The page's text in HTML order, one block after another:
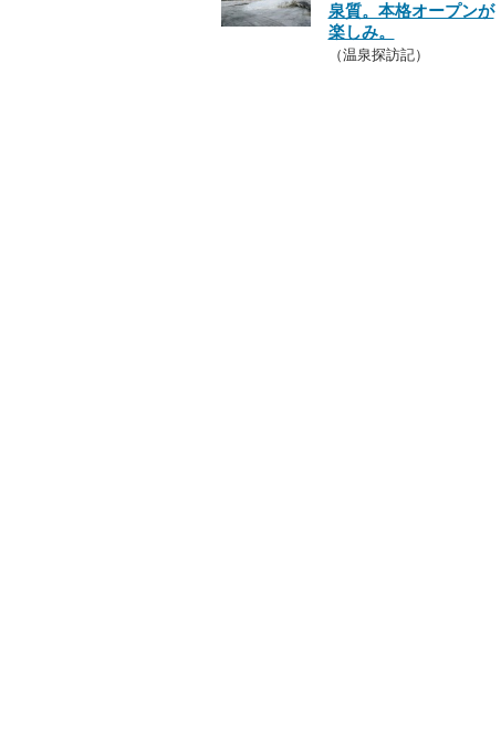
泉質。本格オープンが
楽しみ。
（温泉探訪記）